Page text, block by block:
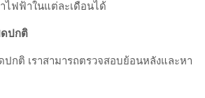
ไฟฟ้าในแต่ละเดือนได้
ดปกติ
กติ เราสามารถตรวจสอบย้อนหลังและหา